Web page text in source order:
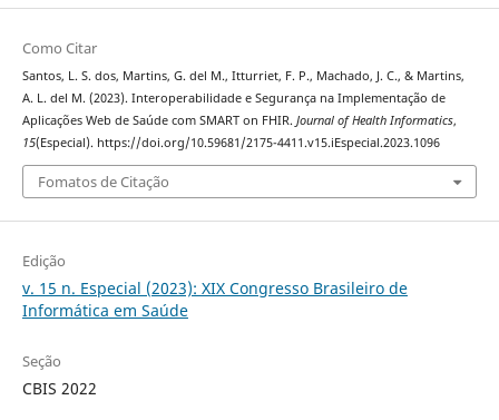
Como Citar
Santos, L. S. dos, Martins, G. del M., Itturriet, F. P., Machado, J. C., & Martins,
A. L. del M. (2023). Interoperabilidade e Segurança na Implementação de
Aplicações Web de Saúde com SMART on FHIR. Journal of Health Informatics,
15(Especial). https://doi.org/10.59681/2175-4411.v15.iEspecial.2023.1096
Fomatos de Citação
Edição
v. 15 n. Especial (2023): XIX Congresso Brasileiro de
Informática em Saúde
Seção
CBIS 2022